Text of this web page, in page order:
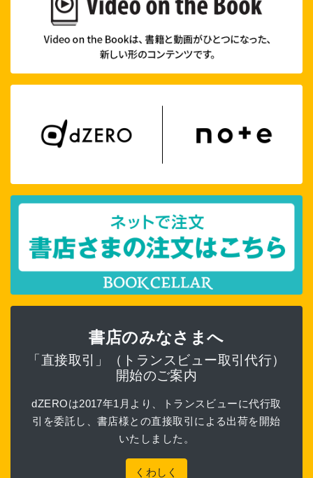
書店のみなさまへ
「直接取引」（トランスビュー取引代行）
開始のご案内
dZEROは2017年1月より、トランスビューに代行取
引を委託し、書店様との直接取引による出荷を開始
いたしました。
くわしく